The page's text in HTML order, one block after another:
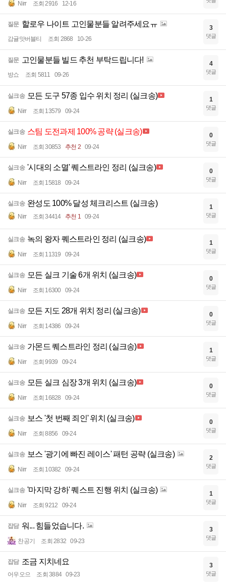
Nirr 조회 2916 12-16
질문 할로우 나이트 고인물분들 알려주세요ㅠ
감귤맛버블티 조회 2868 10-26
3
댓글
질문 고인물분들 빌드 추천 부탁드립니다!
방쇼 조회 5811 09-26
4
댓글
실크송 모든 도구 57종 입수 위치 정리 (실크송)
Nirr 조회 13579 09-24
1
댓글
실크송 스팀 도전과제 100% 공략 (실크송)
Nirr 조회 30853 추천 2 09-24
0
댓글
실크송 '시대의 소멸' 퀘스트라인 정리 (실크송)
Nirr 조회 15818 09-24
0
댓글
실크송 완성도 100% 달성 체크리스트 (실크송)
Nirr 조회 34414 추천 1 09-24
1
댓글
실크송 녹의 왕자 퀘스트라인 정리 (실크송)
Nirr 조회 11319 09-24
1
댓글
실크송 모든 실크 기술 6개 위치 (실크송)
Nirr 조회 16300 09-24
0
댓글
실크송 모든 지도 28개 위치 정리 (실크송)
Nirr 조회 14386 09-24
0
댓글
실크송 가몬드 퀘스트라인 정리 (실크송)
Nirr 조회 9939 09-24
1
댓글
실크송 모든 실크 심장 3개 위치 (실크송)
Nirr 조회 16828 09-24
0
댓글
실크송 보스 '첫 번째 죄인' 위치 (실크송)
Nirr 조회 8856 09-24
0
댓글
실크송 보스 '광기에 빠진 레이스' 패턴 공략 (실크송)
Nirr 조회 10382 09-24
2
댓글
실크송 '마지막 강하' 퀘스트 진행 위치 (실크송)
Nirr 조회 9212 09-24
1
댓글
잡담 워... 힘들었습니다.
찬공기 조회 2832 09-23
3
댓글
잡담 조금 지치네요
어우오으 조회 3884 09-23
3
댓글